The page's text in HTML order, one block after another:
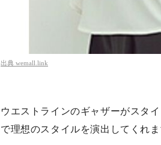
出典 wemall.link
ウエストラインのギャザーがスタ
で理想のスタイルを演出してくれま